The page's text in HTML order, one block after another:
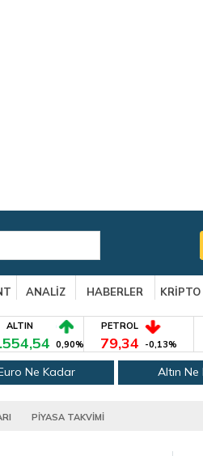
ANALİZ HABERLER
ALTIN
0,90%
PETROL
79,34 -0,13%
Ne Kadar Altın
PİYASA TAKVİMİ